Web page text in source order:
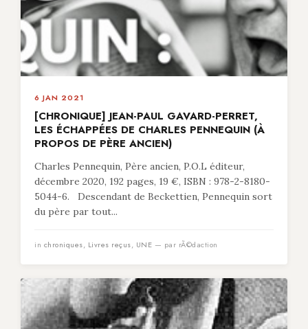
6 JAN 2021
[CHRONIQUE] JEAN-PAUL GAVARD-PERRET,
LES ÉCHAPPÉES DE CHARLES PENNEQUIN (À
PROPOS DE PÈRE ANCIEN)
Charles Pennequin, Père ancien, P.O.L éditeur,
décembre 2020, 192 pages, 19 €, ISBN : 978-2-8180-
5044-6. Descendant de Beckettien, Pennequin sort
du père par tout...
in chroniques, Livres reçus, UNE — par rÃ©daction